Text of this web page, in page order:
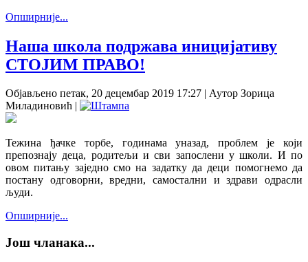
Опширније...
Наша школа подржава иницијативу
СТОЈИМ ПРАВО!
Објављено петак, 20 децембар 2019 17:27 | Аутор Зорица
Миладиновић |
Тежина ђачке торбе, годинама уназад, проблем је који
препознају деца, родитељи и сви запослени у школи. И по
овом питању заједно смо на задатку да деци помогнемо да
постану одговорни, вредни, самостални и здрави одрасли
људи.
Опширније...
Још чланака...